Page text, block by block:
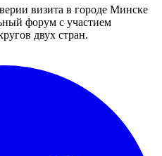
визита в городе Минске
форум с участием
двух стран.